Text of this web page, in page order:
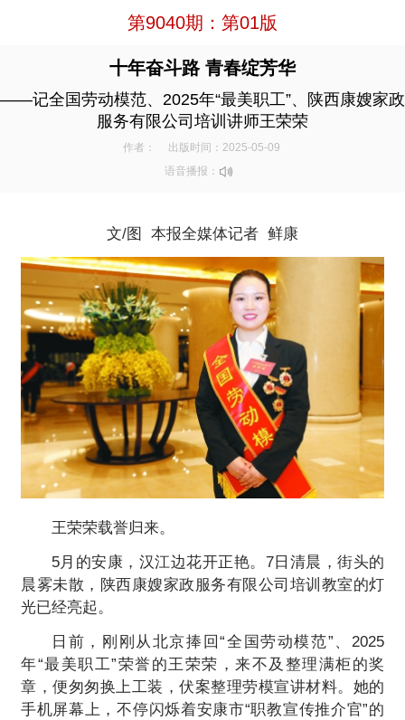
第9040期：第01版
十年奋斗路 青春绽芳华
——记全国劳动模范、2025年“最美职工”、陕西康嫂家政
服务有限公司培训讲师王荣荣
作者：
出版时间：2025-05-09
语音播报：
文/图 本报全媒体记者 鲜康
王荣荣载誉归来。
5月的安康，汉江边花开正艳。7日清晨，街头的
晨雾未散，陕西康嫂家政服务有限公司培训教室的灯
光已经亮起。
日前，刚刚从北京捧回“全国劳动模范”、2025
年“最美职工”荣誉的王荣荣，来不及整理满柜的奖
章，便匆匆换上工装，伏案整理劳模宣讲材料。她的
手机屏幕上，不停闪烁着安康市“职教宣传推介官”的